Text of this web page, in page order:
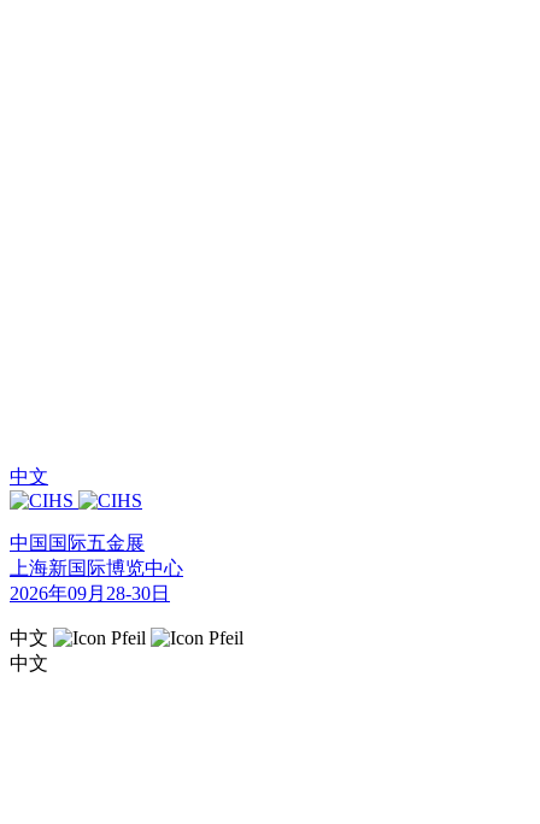
中文
中国国际五金展
上海新国际博览中心
2026年09月28-30日
中文
中文